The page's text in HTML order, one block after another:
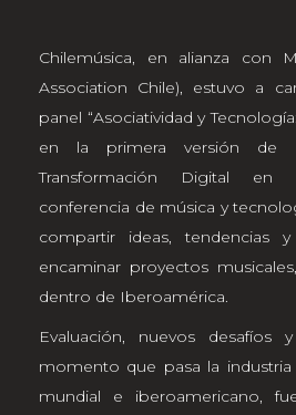
Chilemúsica, en alianza con
Association Chile), estuvo a
panel “Asociatividad y
en la primera versión de
Transformación Digital en
conferencia de música y
compartir ideas, tendencias
encaminar proyectos
dentro de Iberoamérica.
Evaluación, nuevos desafíos
momento que pasa la
mundial e iberoamericano,